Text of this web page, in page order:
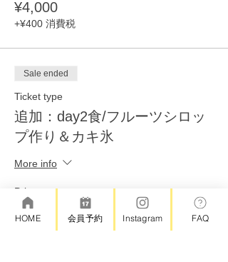
¥4,000
+¥400 消費税
Sale ended
Ticket type
追加：day2食/フルーツシロッ
プ作り＆カキ氷
More info
Price
¥4,000
HOME 会員予約 Instagram FAQ